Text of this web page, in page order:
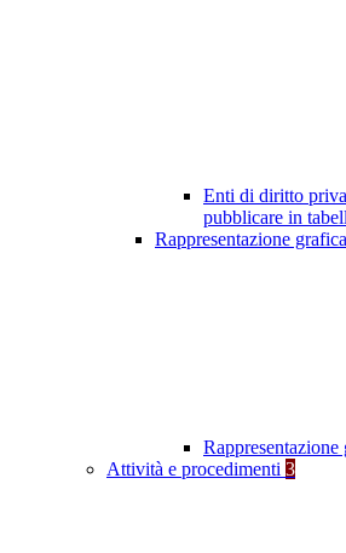
Enti di diritto
pubblicare in
Rappresentazione grafica
Rappresentazione
Attività e procedimenti 3